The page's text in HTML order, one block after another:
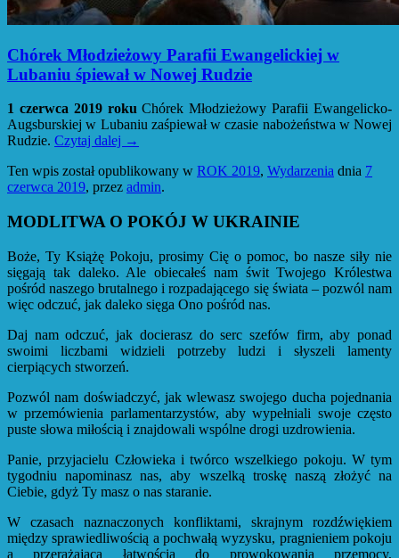
Chórek Młodzieżowy Parafii Ewangelickiej w
Lubaniu śpiewał w Nowej Rudzie
1 czerwca 2019 rokuChórek Młodzieżowy Parafii Ewangelicko-
Augsburskiej w Lubaniu zaśpiewał w czasie nabożeństwa w Nowej
Rudzie. Czytaj dalej →
Ten wpis został opublikowany w ROK 2019, Wydarzenia dnia 7
czerwca 2019, przez admin.
MODLITWA O POKÓJ W UKRAINIE
Boże, Ty Książę Pokoju, prosimy Cię o pomoc, bo nasze siły nie
sięgają tak daleko. Ale obiecałeś nam świt Twojego Królestwa
pośród naszego brutalnego i rozpadającego się świata – pozwól nam
więc odczuć, jak daleko sięga Ono pośród nas.
Daj nam odczuć, jak docierasz do serc szefów firm, aby ponad
swoimi liczbami widzieli potrzeby ludzi i słyszeli lamenty
cierpiących stworzeń.
Pozwól nam doświadczyć, jak wlewasz swojego ducha pojednania
w przemówienia parlamentarzystów, aby wypełniali swoje często
puste słowa miłością i znajdowali wspólne drogi uzdrowienia.
Panie, przyjacielu Człowieka i twórco wszelkiego pokoju. W tym
tygodniu napominasz nas, aby wszelką troskę naszą złożyć na
Ciebie, gdyż Ty masz o nas staranie.
W czasach naznaczonych konfliktami, skrajnym rozdźwiękiem
między sprawiedliwością a pochwałą wyzysku, pragnieniem pokoju
a przerażającą łatwością do prowokowania przemocy,